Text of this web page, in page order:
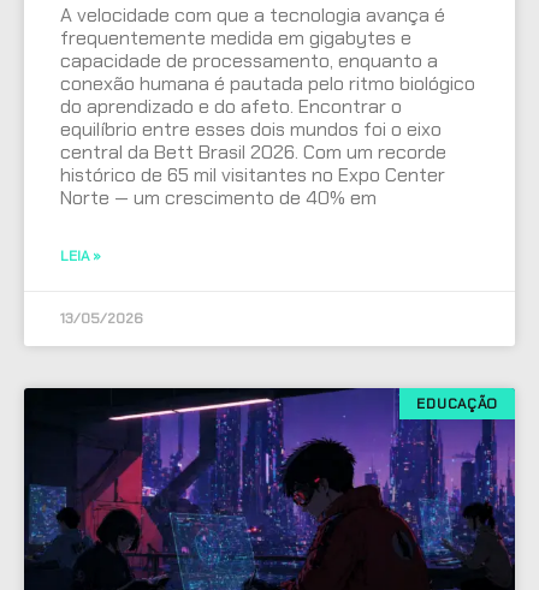
A velocidade com que a tecnologia avança é
frequentemente medida em gigabytes e
capacidade de processamento, enquanto a
conexão humana é pautada pelo ritmo biológico
do aprendizado e do afeto. Encontrar o
equilíbrio entre esses dois mundos foi o eixo
central da Bett Brasil 2026. Com um recorde
histórico de 65 mil visitantes no Expo Center
Norte — um crescimento de 40% em
LEIA »
13/05/2026
EDUCAÇÃO